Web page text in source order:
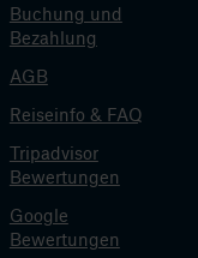
Buchung und
Bezahlung
AGB
Reiseinfo & FAQ
Tripadvisor
Bewertungen
Google
Bewertungen